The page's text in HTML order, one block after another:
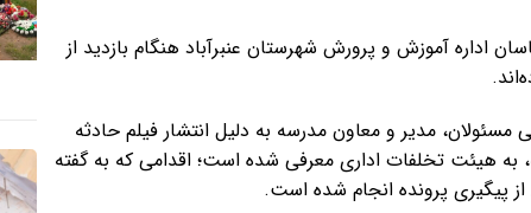
اداره آموزش و پرورش شهرستان عنبرآباد هنگام بازدید از
مسئولان، مدیر و معاون مدرسه به دلیل انتشار فیلم حادثه
به هیئت تخلفات اداری معرفی شده است؛ اقدامی که به گفته
پیگیری پرونده انجام شده است.